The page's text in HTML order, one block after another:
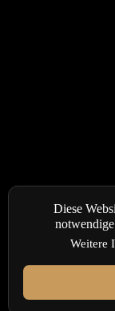
Diese
Weitere